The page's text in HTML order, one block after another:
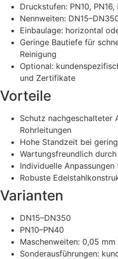
Druckstufen: PN10,
Nennweiten:
Einbaulage: horizontal
Geringe Bautiefe für
Reinigung
Optional:
und Zertifikate
Vorteile
Schutz nachgeschalteter
Rohrleitungen
Hohe Standzeit bei
Wartungsfreundlich
Individuelle
Robuste
Varianten
DN15–DN350
PN10–PN40
Maschenweiten: 0,05 mm
Sonderausführungen: